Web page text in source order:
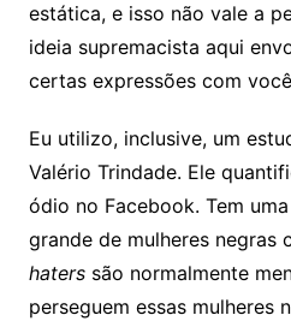
estática, e isso não vale a
ideia supremacista aqui
certas expressões com
Eu utilizo, inclusive, um
Valério Trindade. Ele
ódio no Facebook. Tem
grande de mulheres negras
haterssão normalmente
perseguem essas mulheres